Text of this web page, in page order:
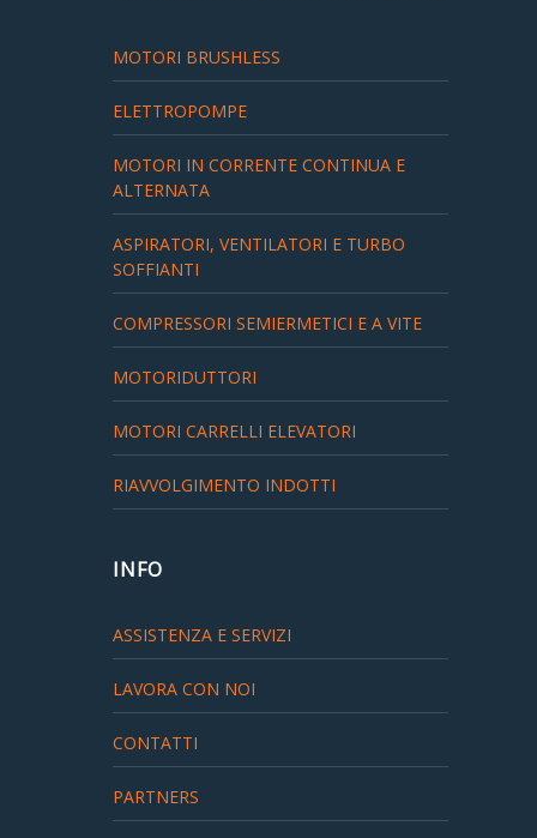
MOTORI BRUSHLESS
ELETTROPOMPE
MOTORI IN CORRENTE CONTINUA E
ALTERNATA
ASPIRATORI, VENTILATORI E TURBO
SOFFIANTI
COMPRESSORI SEMIERMETICI E A VITE
MOTORIDUTTORI
MOTORI CARRELLI ELEVATORI
RIAVVOLGIMENTO INDOTTI
INFO
ASSISTENZA E SERVIZI
LAVORA CON NOI
CONTATTI
PARTNERS
Organigramma